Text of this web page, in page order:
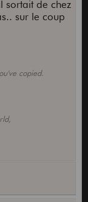
sortait de chez
sur le coup
copied.